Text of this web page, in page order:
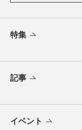
特集
記事
イベント